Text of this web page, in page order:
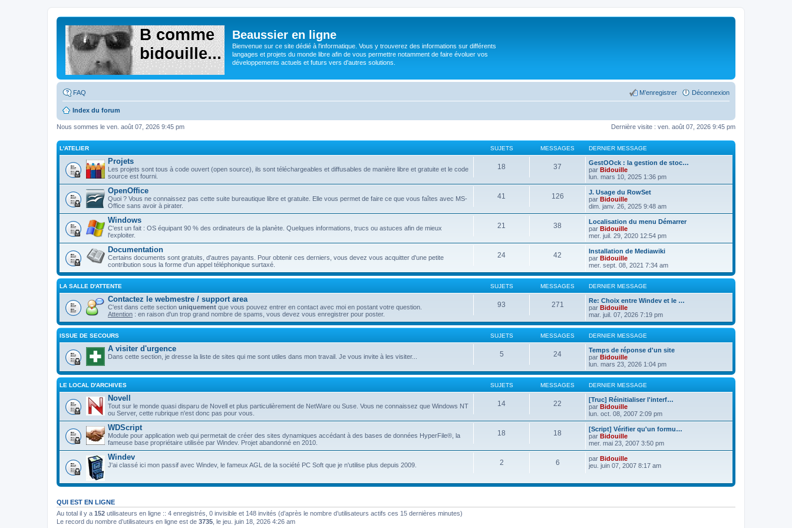
Beaussier en ligne
Bienvenue sur ce site dédié à l'informatique. Vous y trouverez des informations sur différents
langages et projets du monde libre afin de vous permettre notamment de faire évoluer vos
développements actuels et futurs vers d'autres solutions.
FAQ Déconnexion
M’enregistrer
Index du forum
Dernière visite : ven. août 07, 2026 9:45 pm
Nous sommes le ven. août 07, 2026 9:45 pm
L'ATELIER SUJETS MESSAGES DERNIER MESSAGE
Projets
Les projets sont tous à code ouvert (open source), ils sont téléchargeables et diffusables de manière libre et gratuite et le code
source est fourni.
18 37
GestOOck : la gestion de stoc…
par Bidouille
lun. mars 10, 2025 1:36 pm
OpenOffice
Quoi ? Vous ne connaissez pas cette suite bureautique libre et gratuite. Elle vous permet de faire ce que vous faîtes avec MS-
Office sans avoir à pirater.
41 126
J. Usage du RowSet
par Bidouille
dim. janv. 26, 2025 9:48 am
Windows
C'est un fait : OS équipant 90 % des ordinateurs de la planète. Quelques informations, trucs ou astuces afin de mieux
l'exploiter.
21 38
Localisation du menu Démarrer
par Bidouille
mer. juil. 29, 2020 12:54 pm
Documentation
Certains documents sont gratuits, d'autres payants. Pour obtenir ces derniers, vous devez vous acquitter d'une petite
contribution sous la forme d'un appel téléphonique surtaxé.
24 42
Installation de Mediawiki
par Bidouille
mer. sept. 08, 2021 7:34 am
LA SALLE D'ATTENTE SUJETS MESSAGES DERNIER MESSAGE
Contactez le webmestre / support area
C'est dans cette section uniquement que vous pouvez entrer en contact avec moi en postant votre question.
Attention : en raison d'un trop grand nombre de spams, vous devez vous enregistrer pour poster.
93 271
Re: Choix entre Windev et le …
par Bidouille
mar. juil. 07, 2026 7:19 pm
ISSUE DE SECOURS SUJETS MESSAGES DERNIER MESSAGE
A visiter d'urgence
Dans cette section, je dresse la liste de sites qui me sont utiles dans mon travail. Je vous invite à les visiter... 5 24
Temps de réponse d'un site
par Bidouille
lun. mars 23, 2026 1:04 pm
LE LOCAL D'ARCHIVES SUJETS MESSAGES DERNIER MESSAGE
Novell
Tout sur le monde quasi disparu de Novell et plus particulièrement de NetWare ou Suse. Vous ne connaissez que Windows NT
ou Server, cette rubrique n'est donc pas pour vous.
14 22
[Truc] Réinitialiser l'interf…
par Bidouille
lun. oct. 08, 2007 2:09 pm
WDScript
Module pour application web qui permetait de créer des sites dynamiques accédant à des bases de données HyperFile®, la
fameuse base propriétaire utilisée par Windev. Projet abandonné en 2010.
18 18
[Script] Vérifier qu'un formu…
par Bidouille
mer. mai 23, 2007 3:50 pm
Windev
J'ai classé ici mon passif avec Windev, le fameux AGL de la société PC Soft que je n'utilise plus depuis 2009. 2 6 par Bidouille
jeu. juin 07, 2007 8:17 am
QUI EST EN LIGNE
Au total il y a 152 utilisateurs en ligne :: 4 enregistrés, 0 invisible et 148 invités (d’après le nombre d’utilisateurs actifs ces 15 dernières minutes)
Le record du nombre d’utilisateurs en ligne est de 3735 , le jeu. juin 18, 2026 4:26 am